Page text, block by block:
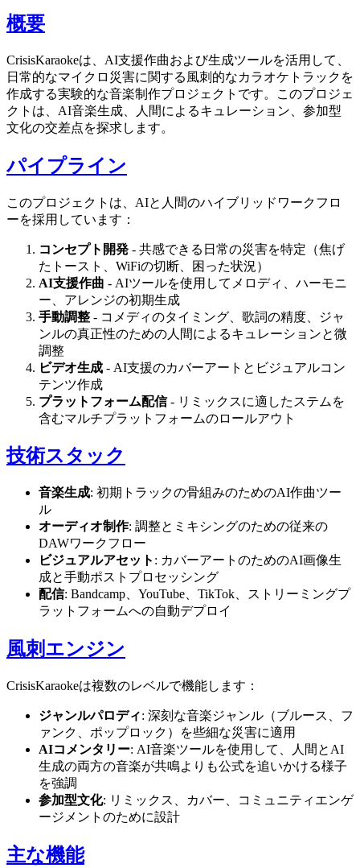
概要
CrisisKaraokeは、AI支援作曲および生成ツールを活用して、
日常的なマイクロ災害に関する風刺的なカラオケトラックを
作成する実験的な音楽制作プロジェクトです。このプロジェ
クトは、AI音楽生成、人間によるキュレーション、参加型
文化の交差点を探求します。
パイプライン
このプロジェクトは、AIと人間のハイブリッドワークフロ
ーを採用しています：
コンセプト開発 - 共感できる日常の災害を特定（焦げ
たトースト、WiFiの切断、困った状況）
AI支援作曲 - AIツールを使用してメロディ、ハーモニ
ー、アレンジの初期生成
手動調整 - コメディのタイミング、歌詞の精度、ジャ
ンルの真正性のための人間によるキュレーションと微
調整
ビデオ生成 - AI支援のカバーアートとビジュアルコン
テンツ作成
プラットフォーム配信- リミックスに適したステムを
含むマルチプラットフォームのロールアウト
技術スタック
音楽生成: 初期トラックの骨組みのためのAI作曲ツー
ル
オーディオ制作: 調整とミキシングのための従来の
DAWワークフロー
ビジュアルアセット : カバーアートのためのAI画像生
成と手動ポストプロセッシング
配信: Bandcamp、YouTube、TikTok、ストリーミングプ
ラットフォームへの自動デプロイ
風刺エンジン
CrisisKaraokeは複数のレベルで機能します：
ジャンルパロディ: 深刻な音楽ジャンル（ブルース、フ
ァンク、ポップロック）を些細な災害に適用
AIコメンタリー: AI音楽ツールを使用して、人間とAI
生成の両方の音楽が共鳴よりも公式を追いかける様子
を強調
参加型文化: リミックス、カバー、コミュニティエンゲ
ージメントのために設計
主な機能